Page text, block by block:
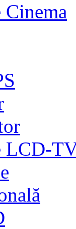
Cinema
LCD-